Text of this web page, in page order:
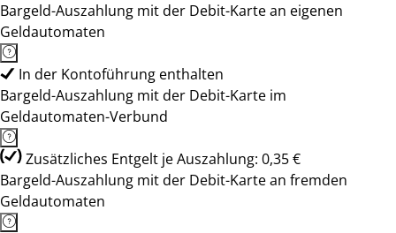
Bargeld-Auszahlung mit der Debit-Karte an eigenen
Geldautomaten
In der Kontoführung enthalten
Bargeld-Auszahlung mit der Debit-Karte im
Geldautomaten-Verbund
Zusätzliches Entgelt je Auszahlung: 0,35 €
Bargeld-Auszahlung mit der Debit-Karte an fremden
Geldautomaten